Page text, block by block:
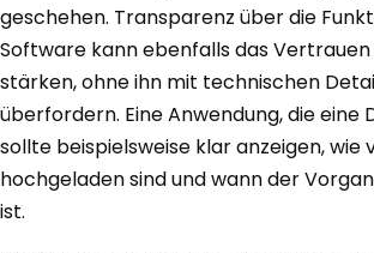
geschehen. Transparenz über die
Software kann ebenfalls das
stärken, ohne ihn mit technischen
überfordern. Eine Anwendung, die eine
sollte beispielsweise klar anzeigen, wie
hochgeladen sind und wann der
ist.